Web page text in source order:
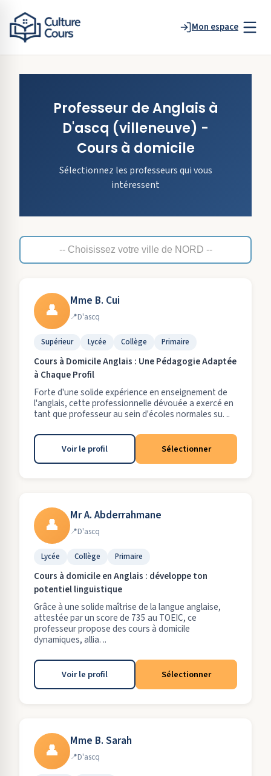
Mon espace
Professeur deAnglais à
D'ascq (villeneuve) -
Cours à domicile
Sélectionnez les professeurs qui vous
intéressent
👤 Mme B. Cui
D'ascq
Supérieur Lycée Collège Primaire
Cours à Domicile Anglais : Une Pédagogie Adaptée
à Chaque Profil
Forte d'une solide expérience en enseignement de
l'anglais, cette professionnelle dévouée a exercé en
tant que professeur au sein d'écoles normales su. ..
Voir le profil Sélectionner
👤 Mr A. Abderrahmane
D'ascq
Lycée Collège Primaire
Cours à domicile en Anglais : développe ton
potentiel linguistique
Grâce à une solide maîtrise de la langue anglaise,
attestée par un score de 735 au TOEIC, ce
professeur propose des cours à domicile
dynamiques, allia. ..
Voir le profil Sélectionner
👤 Mme B. Sarah
D'ascq